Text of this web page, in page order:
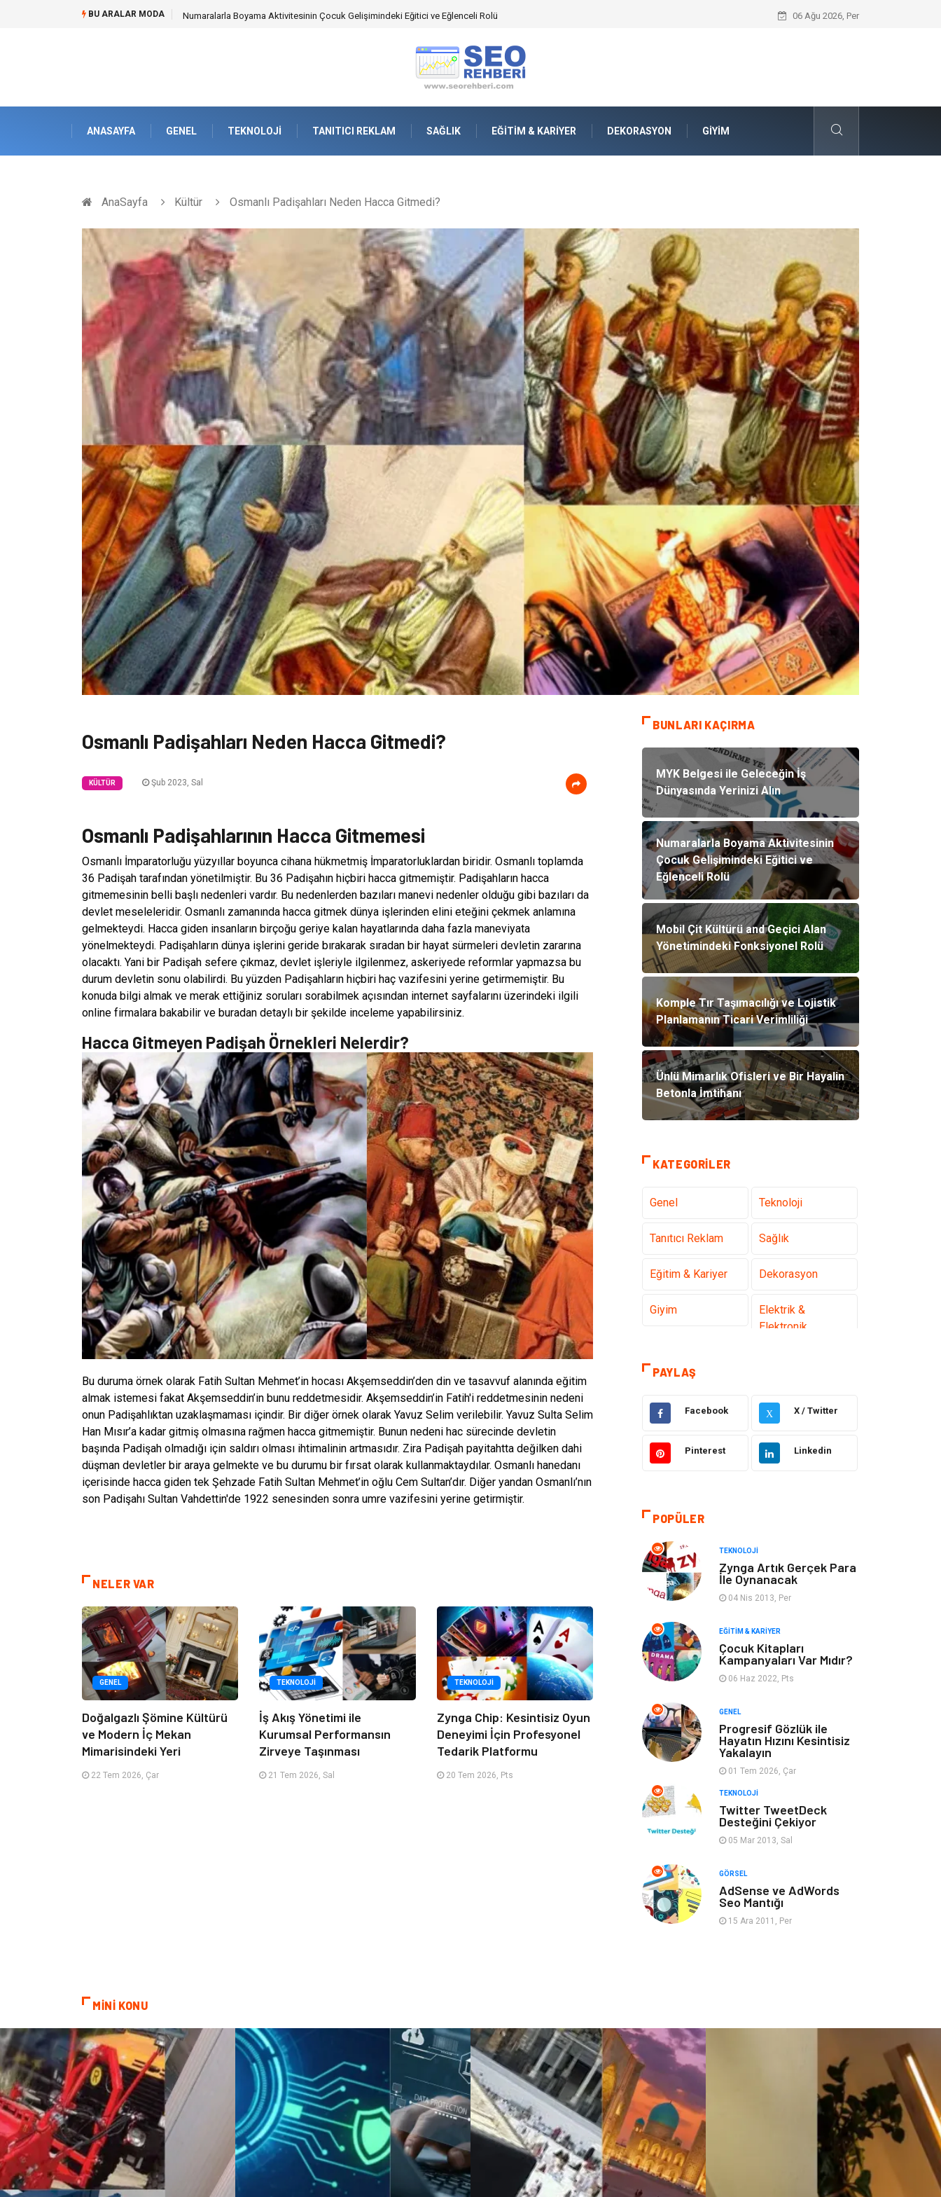
BU ARALAR MODA Mobil Çit Kültürü and Geçici Alan Yönetimindeki Fonksiyonel Rolü Komple Tır Taşımacılığı ve Lojistik
06 Ağu 2026, Per
ANASAYFA GENEL TEKNOLOJI TANITICI REKLAM SAĞLIK EĞITIM & KARIYER DEKORASYON GIYIM
AnaSayfa Kültür Osmanlı Padişahları Neden Hacca Gitmedi?
Osmanlı Padişahları Neden Hacca Gitmedi?
KÜLTÜR Şub 2023, Sal
Osmanlı Padişahlarının Hacca Gitmemesi
Osmanlı İmparatorluğu yüzyıllar boyunca cihana hükmetmiş İmparatorluklardan biridir. Osmanlı toplamda
36 Padişah tarafından yönetilmiştir. Bu 36 Padişahın hiçbiri hacca gitmemiştir. Padişahların hacca
gitmemesinin belli başlı nedenleri vardır. Bu nedenlerden bazıları manevi nedenler olduğu gibi bazıları da
devlet meseleleridir. Osmanlı zamanında hacca gitmek dünya işlerinden elini eteğini çekmek anlamına
gelmekteydi. Hacca giden insanların birçoğu geriye kalan hayatlarında daha fazla maneviyata
yönelmekteydi. Padişahların dünya işlerini geride bırakarak sıradan bir hayat sürmeleri devletin zararına
olacaktı. Yani bir Padişah sefere çıkmaz, devlet işleriyle ilgilenmez, askeriyede reformlar yapmazsa bu
durum devletin sonu olabilirdi. Bu yüzden Padişahların hiçbiri haç vazifesini yerine getirmemiştir. Bu
konuda bilgi almak ve merak ettiğiniz soruları sorabilmek açısından internet sayfalarını üzerindeki ilgili
online firmalara bakabilir ve buradan detaylı bir şekilde inceleme yapabilirsiniz.
Hacca Gitmeyen Padişah Örnekleri Nelerdir?
Bu duruma örnek olarak Fatih Sultan Mehmet’in hocası Akşemseddin’den din ve tasavvuf alanında eğitim
almak istemesi fakat Akşemseddin’in bunu reddetmesidir. Akşemseddin’in Fatih'i reddetmesinin nedeni
onun Padişahlıktan uzaklaşmaması içindir. Bir diğer örnek olarak Yavuz Selim verilebilir. Yavuz Sulta Selim
Han Mısır’a kadar gitmiş olmasına rağmen hacca gitmemiştir. Bunun nedeni hac sürecinde devletin
başında Padişah olmadığı için saldırı olması ihtimalinin artmasıdır. Zira Padişah payitahtta değilken dahi
düşman devletler bir araya gelmekte ve bu durumu bir fırsat olarak kullanmaktaydılar. Osmanlı hanedanı
içerisinde hacca giden tek Şehzade Fatih Sultan Mehmet’in oğlu Cem Sultan’dır. Diğer yandan Osmanlı’nın
son Padişahı Sultan Vahdettin'de 1922 senesinden sonra umre vazifesini yerine getirmiştir.
NELER VAR
GENEL
Doğalgazlı Şömine Kültürü
ve Modern İç Mekan
Mimarisindeki Yeri
22 Tem 2026, Çar
TEKNOLOJI
İş Akış Yönetimi ile
Kurumsal Performansın
Zirveye Taşınması
21 Tem 2026, Sal
TEKNOLOJI
Zynga Chip: Kesintisiz Oyun
Deneyimi İçin Profesyonel
Tedarik Platformu
20 Tem 2026, Pts
BUNLARI KAÇIRMA
MYK Belgesi ile Geleceğin İş
Dünyasında Yerinizi Alın
Numaralarla Boyama Aktivitesinin
Çocuk Gelişimindeki Eğitici ve
Eğlenceli Rolü
Mobil Çit Kültürü and Geçici Alan
Yönetimindeki Fonksiyonel Rolü
Komple Tır Taşımacılığı ve Lojistik
Planlamanın Ticari Verimliliği
Ünlü Mimarlık Ofisleri ve Bir Hayalin
Betonla İmtihanı
KATEGORILER
Genel Teknoloji
Tanıtıcı Reklam Sağlık
Eğitim & Kariyer Dekorasyon
Giyim
Elektrik &
Elektronik
Gıda
Mobilya
Optimizasyonu
Domain Seo Nedir
Makaleler Bebek Giyim
Hosting
Programlama Algoritma
Kurumsal
Kültür
İşitme Hediyelik Eşya
Google Sıralama
PAYLAŞ
Facebook X X / Twitter
Pinterest Linkedin
POPÜLER
TEKNOLOJI
Zynga Artık Gerçek Para
İle Oynanacak
04 Nis 2013, Per
EĞITIM & KARIYER
Çocuk Kitapları
Kampanyaları Var Mıdır?
06 Haz 2022, Pts
GENEL
Progresif Gözlük ile
Hayatın Hızını Kesintisiz
Yakalayın
01 Tem 2026, Çar
TEKNOLOJI
Twitter TweetDeck
Desteğini Çekiyor
05 Mar 2013, Sal
GÖRSEL
AdSense ve AdWords
Seo Mantığı
15 Ara 2011, Per
MİNİ KONU